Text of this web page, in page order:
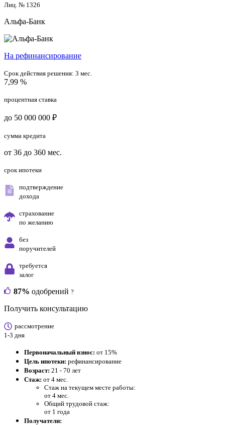
Лиц. № 1326
Альфа-Банк
На рефинансирование
Срок действия решения: 3 мес.
7,99 %
процентная ставка
до 50 000 000 ₽
сумма кредита
от 36 до 360 мес.
срок ипотеки
подтверждение
дохода
страхование
по желанию
без
поручителей
требуется
залог
87% одобрений ?
Получить консультацию
рассмотрение
1-3 дня
Первоначальный взнос: от 15%
Цель ипотеки: рефинансирование
Возраст: 21 - 70 лет
Стаж: от 4 мес.
Стаж на текущем месте работы:
от 4 мес.
Общий трудовой стаж:
от 1 года
Получатели: